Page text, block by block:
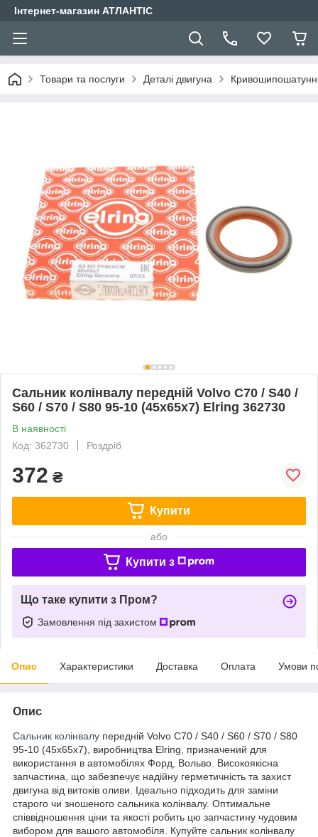
Інтернет-магазин АТЛАНТІС
Товари та послуги Деталі двигуна
Сальник колінвалу передній Volvo C70 / S40 /
S60 / S70 / S80 95-10 (45x65x7) Elring 362730
В наявності
Код: 362730
Роздріб
372 ₴
Купити
або
Купити з
Що таке купити з Пром?
Замовлення під захистом
Опис Характеристики Доставка Оплата Умови
Опис
Сальник колінвалу передній Volvo C70 / S40 / S60 / S70 / S80
95-10 (45x65x7), виробництва Elring, призначений для
використання в автомобілях Форд, Вольво. Високоякісна
запчастина, що забезпечує надійну герметичність та захист
двигуна від витоків оливи. Ідеально підходить для заміни
старого чи зношеного сальника колінвалу. Оптимальне
співвідношення ціни та якості робить цю запчастину чудовим
вибором для вашого автомобіля. Купуйте сальник колінвалу